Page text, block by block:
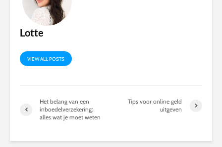
Lotte
VIEW ALL POSTS
Het belang van een
inboedelverzekering:
alles wat je moet weten
Tips voor online geld
uitgeven